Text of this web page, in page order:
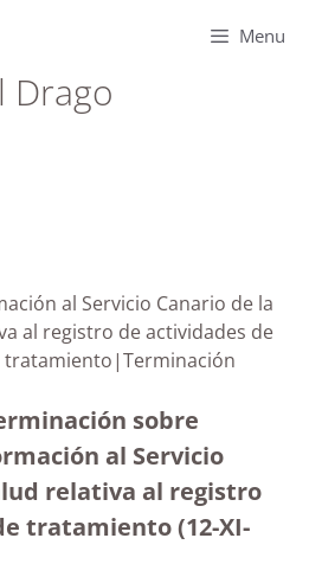
Menu
Drago
al Servicio Canario de la
al registro de actividades de
tratamiento|Terminación
sobre
al Servicio
relativa al registro
tratamiento (12-XI-